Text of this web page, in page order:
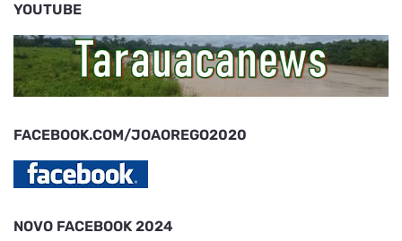
YOUTUBE
FACEBOOK.COM/JOAOREGO2020
NOVO FACEBOOK 2024